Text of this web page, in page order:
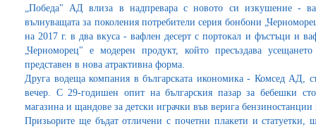
„Победа" АД влиза в надпревара с новото си изкушение -
вълнуващата за поколения потребители серия бонбони
на 2017 г. в два вкуса - вафлен десерт с портокал и фъстъци и
„Черноморец" е модерен продукт, който пресъздава
представен в нова атрактивна форма.
Друга водеща компания в българската икономика - Комсед АД,
вечер. С 29-годишен опит на българския пазар за бебешки
магазина и щандове за детски играчки във верига бензиностанции
Призьорите ще бъдат отличени с почетни плакети и статуетки,